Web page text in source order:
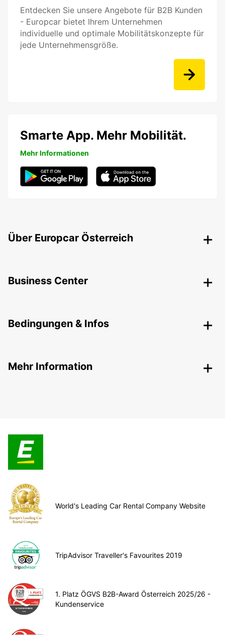
Entdecken Sie unsere Angebote für B2B Kunden
- Europcar bietet Ihrem Unternehmen
individuelle und optimale Mobilitätskonzepte für
jede Unternehmensgröße.
Smarte App. Mehr Mobilität.
Mehr Informationen
Über Europcar Österreich
Business Center
Bedingungen & Infos
Mehr Information
World's Leading Car Rental Company Website
TripAdvisor Traveller's Favourites 2019
1. Platz ÖGVS B2B-Award Österreich 2025/26 -
Kundenservice